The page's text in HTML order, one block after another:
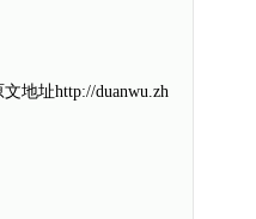
地址http://duanwu.zh